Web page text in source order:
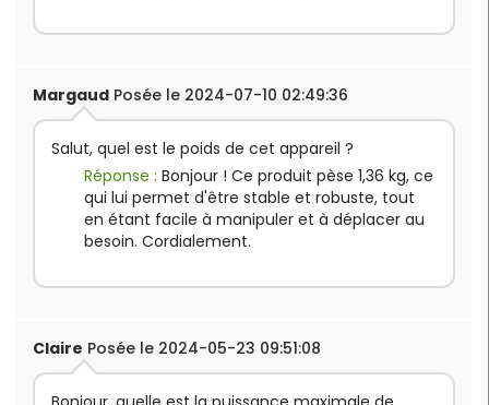
Margaud Posée le 2024-07-10 02:49:36
Salut, quel est le poids de cet appareil ?
Réponse : Bonjour ! Ce produit pèse 1,36 kg, ce
qui lui permet d'être stable et robuste, tout
en étant facile à manipuler et à déplacer au
besoin. Cordialement.
Claire Posée le 2024-05-23 09:51:08